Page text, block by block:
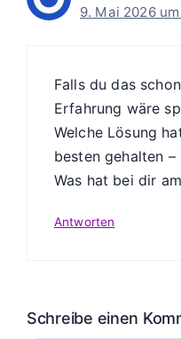
9. Mai 2026
Falls du das
Erfahrung wäre
Welche Lösung
besten gehalten
Was hat bei dir
Antworten
Schreibe einen